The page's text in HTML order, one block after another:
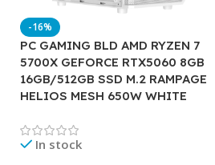
-16%
PC GAMING BLD AMD RYZEN 7
5700X GEFORCE RTX5060 8GB
16GB/512GB SSD M.2 RAMPAGE
HELIOS MESH 650W WHITE
In stock